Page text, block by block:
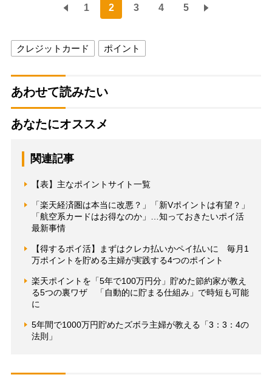
1 2 3 4 5
クレジットカード ポイント
あわせて読みたい
あなたにオススメ
関連記事
【表】主なポイントサイト一覧
「楽天経済圏は本当に改悪？」「新Vポイントは有望？」
「航空系カードはお得なのか」…知っておきたいポイ活
最新事情
【得するポイ活】まずはクレカ払いかペイ払いに 毎月1
万ポイントを貯める主婦が実践する4つのポイント
楽天ポイントを「5年で100万円分」貯めた節約家が教え
る5つの裏ワザ 「自動的に貯まる仕組み」で時短も可能
に
5年間で1000万円貯めたズボラ主婦が教える「3：3：4の
法則」